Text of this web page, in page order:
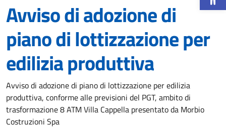
Avviso di adozione di
piano di lottizzazione per
edilizia produttiva
Dettagli della notizia
Avviso di adozione di piano di lottizzazione per edilizia
produttiva, conforme alle previsioni del PGT, ambito di
trasformazione 8 ATM Villa Cappella presentato da Morbio
Costruzioni Spa